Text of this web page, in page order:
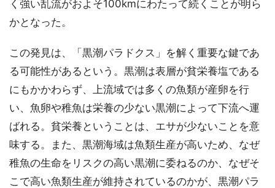
く強い乱流がおよそ100kmにわたって続くことが明ら
かとなった。
この発見は、「黒潮パラドクス」を解く重要な鍵であ
る可能性があるという。黒潮は表層が貧栄養塩である
にもかかわらず、上流域では多くの魚類が産卵を行
い、魚卵や稚魚は栄養の少ない黒潮によって下流へ運
ばれる。貧栄養ということは、エサが少ないことを意
味する。また、黒潮海域は魚類生産が高いため、なぜ
稚魚の生命をリスクの高い黒潮に委ねるのか、なぜそ
こで高い魚類生産が維持されているのかが、黒潮パラ